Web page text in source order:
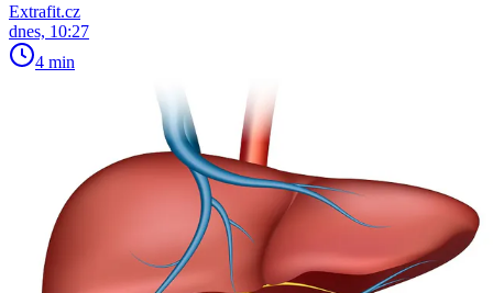
Extrafit.cz
dnes, 10:27
4 min